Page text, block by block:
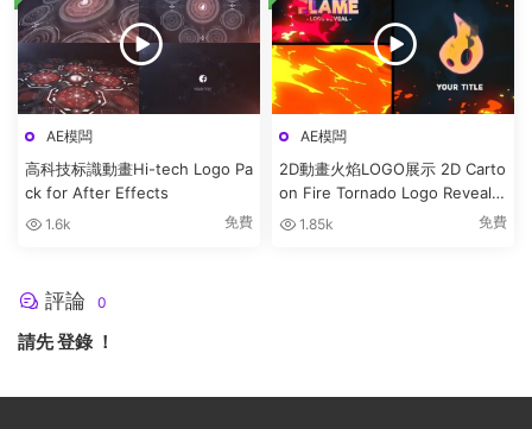
AE模闆
高科技标識動畫Hi-tech Logo Pa
ck for After Effects
1.6k 免費
AE模闆
2D動畫火焰LOGO展示 2D Carto
on Fire Tornado Logo Reveals
[After Effects]
1.85k 免費
評論 0
請先登錄！